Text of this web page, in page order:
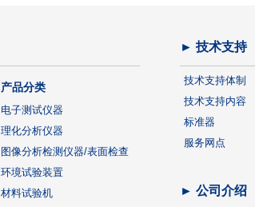
产品分类
电子测试仪器
理化分析仪器
图像分析检测仪器/表面检查
环境试验装置
材料试验机
► 技术支持
技术支持体制
技术支持内容
标准器
服务网点
► 公司介绍